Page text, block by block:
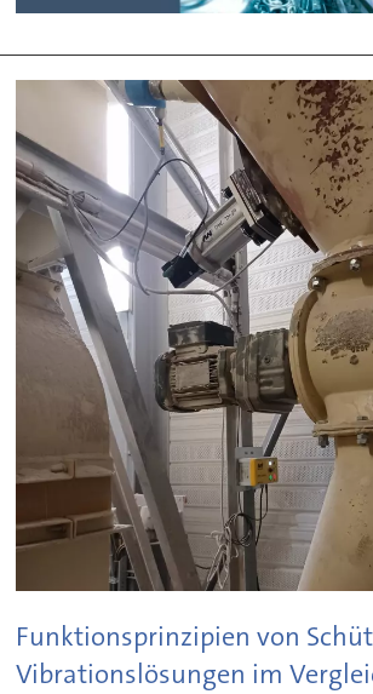
Containment-
Lösungen
tauschen
sich
aus
Funktionsprinzipien von
Vibrationslösungen im